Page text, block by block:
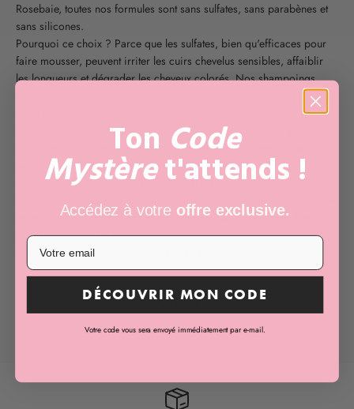
Rosebaie, toutes nos formules sont sans sulfates, sans parabènes et
sans silicones.
Pourquoi ce choix ? Parce que les sulfates, bien qu'efficaces pour
faire mousser, peuvent irriter les cuirs chevelus sensibles, affaiblir
les longueurs et dégrader les cheveux colorés. Nos shampoings
doux nettoient sans agresser, tout en maintenant l’équilibre naturel du
Les actifs présents dans nos gammes – aloe vera, ricin, figue de
barbarie ou biotine – hydratent, renforcent et apportent brillance
sans alourdir. Les masques et sérums complètent la routine en
nourrissant intensément et en protégeant les pointes.
Résultat : des cheveux plus doux, plus brillants, plus résistants, même
après plusieurs lavages. Intégrer Rosebaie dans votre quotidien,
c’est faire le choix d’un soin clean, sensoriel et efficace, en accord
avec les attentes modernes de beauté responsable.
Teilen
Ton Code
Mystèret'attends !
Accédez à votre offre exclusive.
DÉCOUVRIR MON CODE
Votre code vous sera envoyé immédiatement par e-mail.